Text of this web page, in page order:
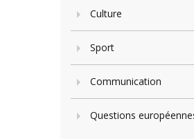
Culture
Sport
Communication
Questions